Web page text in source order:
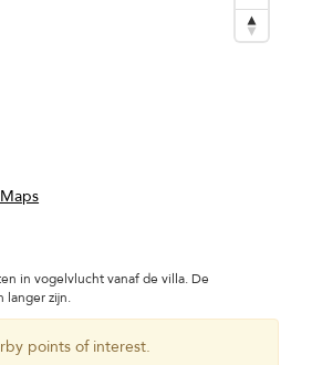
in vogelvlucht vanaf de villa. De
langer zijn.
points of interest.